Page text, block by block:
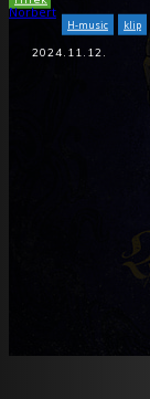
H-music
klip
2024.11.12.